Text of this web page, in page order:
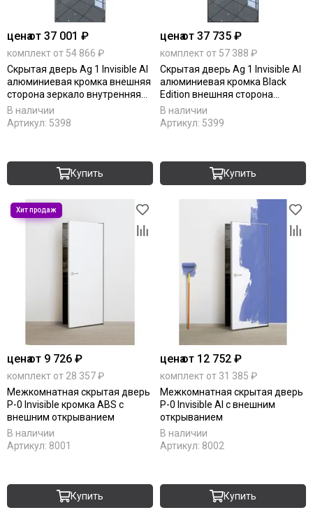
ценаот 37 001 ₽
комплект от 54 866 ₽
Скрытая дверь Ag 1 Invisible Al
алюминиевая кромка внешняя
сторона зеркало внутренняя
сторона под окраску
В наличии
Артикул: 5398
Купить
ценаот 37 735 ₽
комплект от 57 388 ₽
Скрытая дверь Ag 1 Invisible Al
алюминиевая кромка Black
Edition внешняя сторона
зеркало внутренняя сторона
под окраску
В наличии
Артикул: 5399
Купить
ценаот 9 726 ₽
комплект от 28 357 ₽
Межкомнатная скрытая дверь
P-0 Invisible кромка ABS с
внешним открыванием
В наличии
Артикул: 8001
Купить
ценаот 12 752 ₽
комплект от 31 385 ₽
Межкомнатная скрытая дверь
P-0 Invisible Al с внешним
открыванием
В наличии
Артикул: 8002
Купить